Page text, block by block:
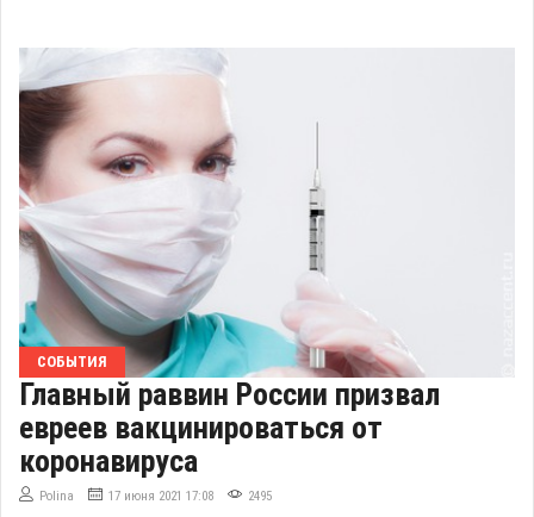
СОБЫТИЯ
Главный раввин России призвал
евреев вакцинироваться от
коронавируса
Polina 17 июня 2021 17:08 2495